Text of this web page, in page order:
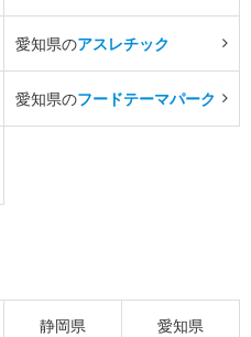
愛知県のアスレチック
愛知県のフードテーマパーク
静岡県 愛知県